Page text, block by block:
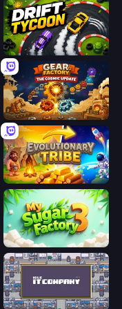
Drift Tycoon
Gear Factory
Evolutionary Tribe
My Sugar Factory 3